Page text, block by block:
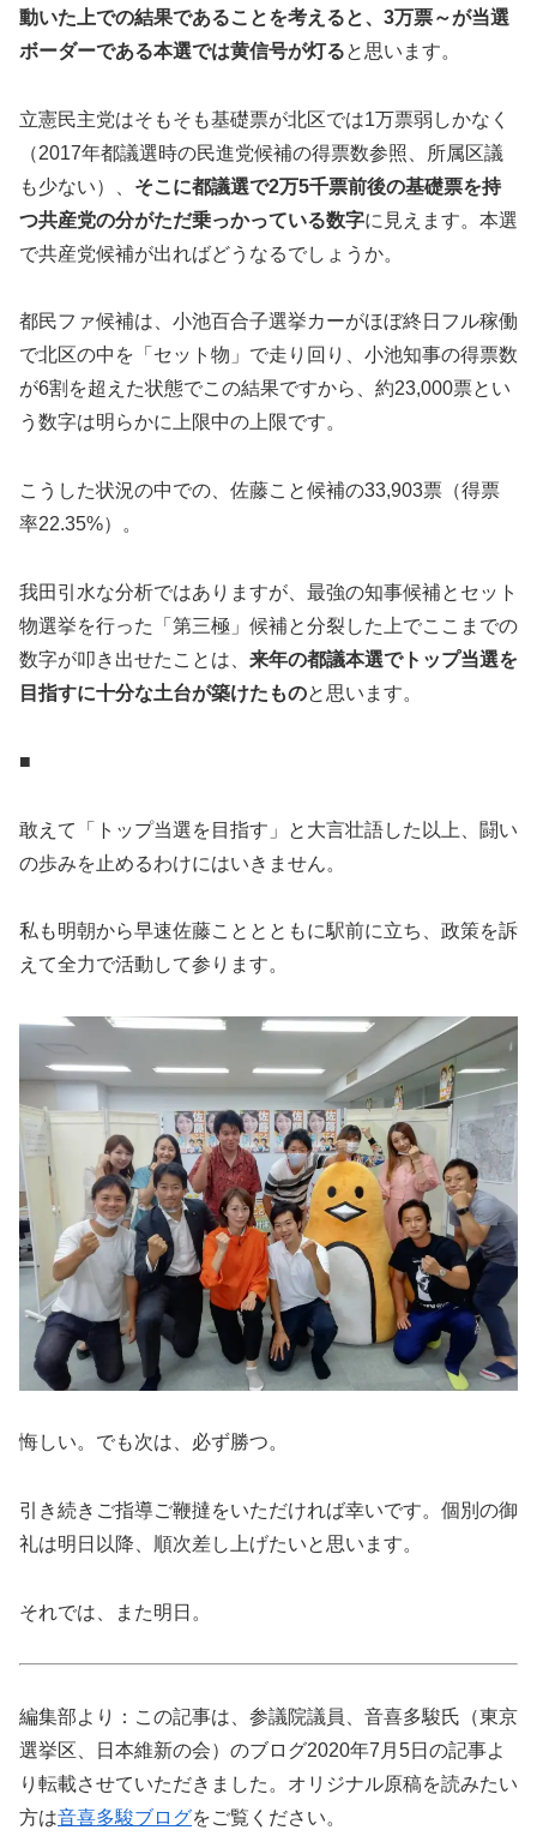
動いた上での結果であることを考えると、3万票～が当選
ボーダーである本選では黄信号が灯ると思います。
立憲民主党はそもそも基礎票が北区では1万票弱しかなく
（2017年都議選時の民進党候補の得票数参照、所属区議
も少ない）、 そこに都議選で2万5千票前後の基礎票を持
つ共産党の分がただ乗っかっている数字に見えます。本選
で共産党候補が出ればどうなるでしょうか。
都民ファ候補は、小池百合子選挙カーがほぼ終日フル稼働
で北区の中を「セット物」で走り回り、小池知事の得票数
が6割を超えた状態でこの結果ですから、約23,000票とい
う数字は明らかに上限中の上限です。
こうした状況の中での、佐藤こと候補の33,903票（得票
率22.35%）。
我田引水な分析ではありますが、最強の知事候補とセット
物選挙を行った「第三極」候補と分裂した上でここまでの
数字が叩き出せたことは、 来年の都議本選でトップ当選を
目指すに十分な土台が築けたものと思います。
■
敢えて「トップ当選を目指す」と大言壮語した以上、闘い
の歩みを止めるわけにはいきません。
私も明朝から早速佐藤こととともに駅前に立ち、政策を訴
えて全力で活動して参ります。
悔しい。でも次は、必ず勝つ。
引き続きご指導ご鞭撻をいただければ幸いです。個別の御
礼は明日以降、順次差し上げたいと思います。
それでは、また明日。
編集部より：この記事は、参議院議員、音喜多駿氏（東京
選挙区、日本維新の会）のブログ2020年7月5日の記事よ
り転載させていただきました。オリジナル原稿を読みたい
方は音喜多駿ブログをご覧ください。